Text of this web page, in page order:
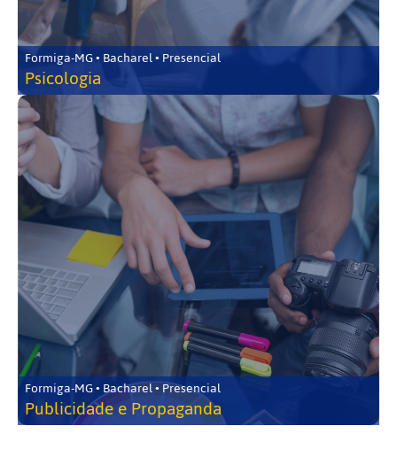
Formiga-MG • Bacharel • Presencial
Psicologia
Formiga-MG • Bacharel • Presencial
Publicidade e Propaganda